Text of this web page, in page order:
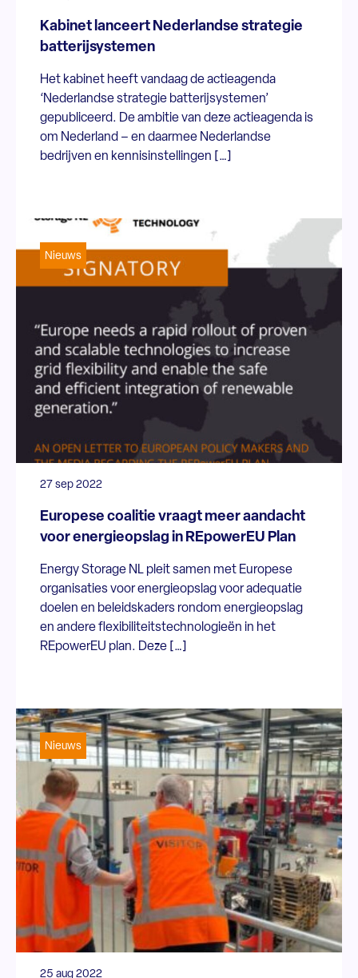
Kabinet lanceert Nederlandse strategie
batterijsystemen
Het kabinet heeft vandaag de actieagenda
‘Nederlandse strategie batterijsystemen’
gepubliceerd. De ambitie van deze actieagenda is
om Nederland – en daarmee Nederlandse
bedrijven en kennisinstellingen […]
Nieuws
27 sep 2022
Europese coalitie vraagt meer aandacht
voor energieopslag in REpowerEU Plan
Energy Storage NL pleit samen met Europese
organisaties voor energieopslag voor adequatie
doelen en beleidskaders rondom energieopslag
en andere flexibiliteitstechnologieën in het
REpowerEU plan. Deze […]
Nieuws
25 aug 2022